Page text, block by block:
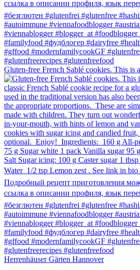
Gluten-free French Sablé cookies.⁠ This is
Herrenhäuser Gärten Hannover